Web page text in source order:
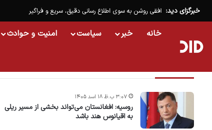
خبرگزای دید: افقی روشن به سوی اطلاع رسانی دقیق، سریع و فراگیر
خانه خبر سیاست امنیت و حوادث
روسیه: افغانستان می‌تواند بخشی از مسیر ریلی
به اقیانوس هند باشد
۳:۰۷ ب.ظ ۱۸ اسد ۱۴۰۵